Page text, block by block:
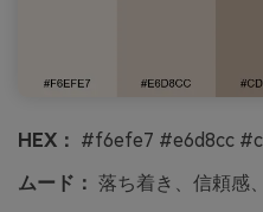
HEX： #f6efe7 #e6d8cc
ムード： 落ち着き、信頼感